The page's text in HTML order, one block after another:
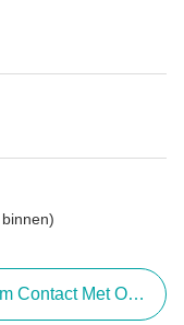
Contact Met Ons Op